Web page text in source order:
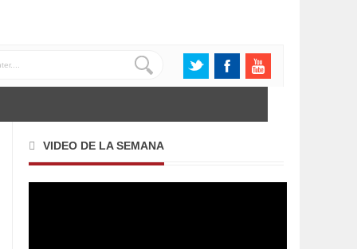
VIDEO DE LA SEMANA